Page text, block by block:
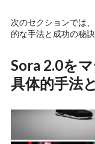
次のセクションでは
的な手法と成功の秘
Sora 2.0を
具体的手法